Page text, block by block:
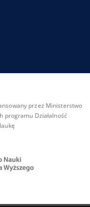
przez Ministerstwo
programu Działalność